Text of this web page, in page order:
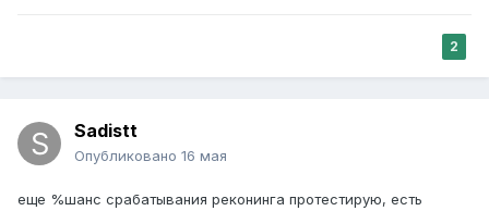
2
Sadistt
Опубликовано 16 мая
еще %шанс срабатывания реконинга протестирую, есть